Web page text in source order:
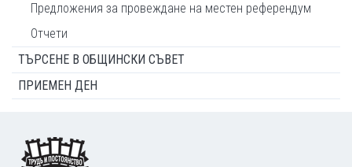
Предложения за провеждане на местен референдум
Отчети
ТЪРСЕНЕ В ОБЩИНСКИ СЪВЕТ
ПРИЕМЕН ДЕН
Footer